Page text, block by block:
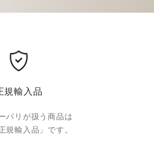
規輸入品
パリが扱う商品は
規輸入品」です。